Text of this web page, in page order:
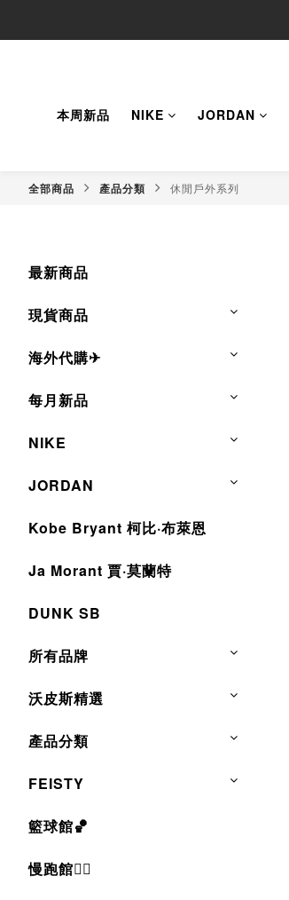
本周新品 NIKE JORDAN
全部商品 產品分類 休閒戶外系列
最新商品
現貨商品
海外代購✈
每月新品
NIKE
JORDAN
Kobe Bryant 柯比·布萊恩
Ja Morant 賈·莫蘭特
DUNK SB
所有品牌
沃皮斯精選
產品分類
FEISTY
籃球館🏀
慢跑館🏃‍♂